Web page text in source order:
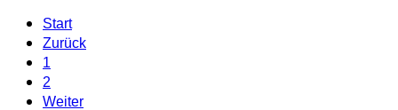
Start
Zurück
1
2
Weiter